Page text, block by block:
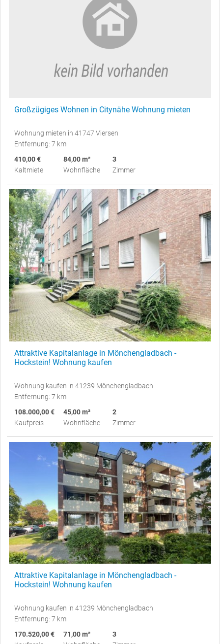
Großzügiges Wohnen in Citynähe Wohnung mieten
Wohnung mieten in 41747 Viersen
Entfernung: 7 km
410,00 €
Kaltmiete
84,00 m²
Wohnfläche
3
Zimmer
Attraktive Kapitalanlage in Mönchengladbach -
Hockstein! Wohnung kaufen
Wohnung kaufen in 41239 Mönchengladbach
Entfernung: 7 km
108.000,00 €
Kaufpreis
45,00 m²
Wohnfläche
2
Zimmer
Attraktive Kapitalanlage in Mönchengladbach -
Hockstein! Wohnung kaufen
Wohnung kaufen in 41239 Mönchengladbach
Entfernung: 7 km
170.520,00 €
71,00 m²
3